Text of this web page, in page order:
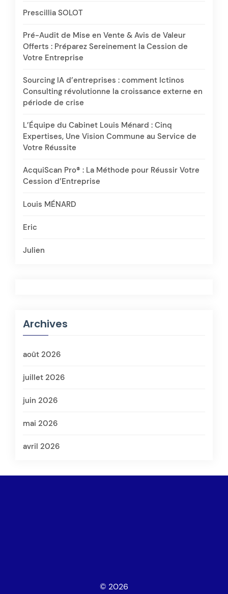
Prescillia SOLOT
Pré-Audit de Mise en Vente & Avis de Valeur
Offerts : Préparez Sereinement la Cession de
Votre Entreprise
Sourcing IA d’entreprises : comment Ictinos
Consulting révolutionne la croissance externe en
période de crise
L’Équipe du Cabinet Louis Ménard : Cinq
Expertises, Une Vision Commune au Service de
Votre Réussite
AcquiScan Pro® : La Méthode pour Réussir Votre
Cession d’Entreprise
Louis MÉNARD
Eric
Julien
Archives
août 2026
juillet 2026
juin 2026
mai 2026
avril 2026
© 2026